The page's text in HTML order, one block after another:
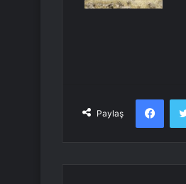
Paylaş